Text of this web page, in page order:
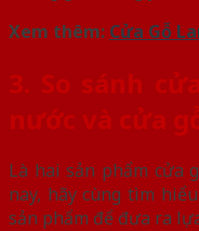
Xem thêm: Cửa Gỗ
3. So sánh
nước và cửa
Là hai sản phẩm cửa
nay, hãy cùng tìm
sản phẩm để đưa ra